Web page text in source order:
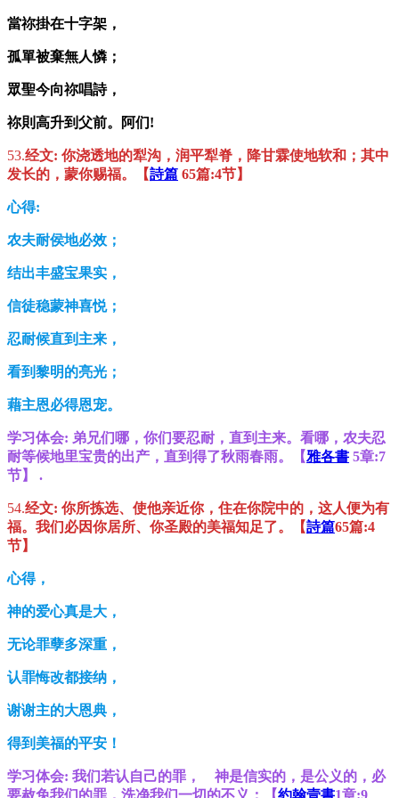
當祢掛在十字架，
孤單被棄無人憐；
眾聖今向祢唱詩，
祢則高升到父前。 阿们!
53.经文: 你浇透地的犁沟，润平犁脊，降甘霖使地软和；其中
发长的，蒙你赐福。【詩篇 65篇:4节】
心得:
农夫耐侯地必效；
结出丰盛宝果实，
信徒稳蒙神喜悦；
忍耐候直到主来，
看到黎明的亮光；
藉主恩必得恩宠。
学习体会: 弟兄们哪，你们要忍耐，直到主来。看哪，农夫忍
耐等候地里宝贵的出产，直到得了秋雨春雨。【雅各書 5章:7
节】 .
54.经文: 你所拣选、使他亲近你，住在你院中的，这人便为有
福。我们必因你居所、你圣殿的美福知足了。【詩篇65篇:4
节】
心得，
神的爱心真是大，
无论罪孽多深重，
认罪悔改都接纳，
谢谢主的大恩典，
得到美福的平安！
学习体会: 我们若认自己的罪， 神是信实的，是公义的，必
要赦免我们的罪，洗净我们一切的不义；【約翰壹書1章:9